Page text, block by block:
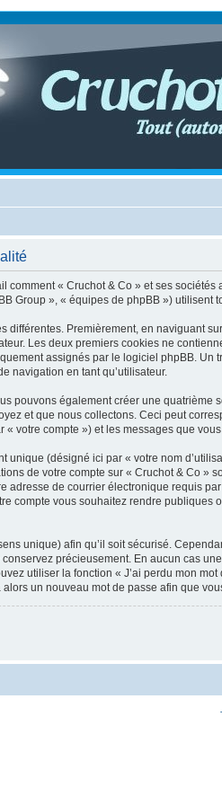
« Cruchot & Co » et ses
Group », « équipes de phpBB »)
différentes. Premièrement, en naviguant
Les deux premiers cookies ne
assignés par le logiciel phpBB.
navigation en tant qu’utilisateur.
pouvons également créer une
et que nous collectons. Ceci peut
« votre compte ») et les messages que
unique (désigné ici par « votre nom
de votre compte sur « Cruchot & Co
adresse de courrier électronique requis
compte vous souhaitez rendre
unique) afin qu’il soit sécurisé.
précieusement. En aucun cas
utiliser la fonction « J’ai perdu mon
un nouveau mot de passe afin que